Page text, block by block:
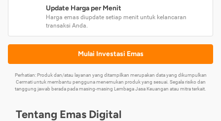
Update Harga per Menit
Harga emas diupdate setiap menit untuk kelancaran
transaksi Anda.
Mulai Investasi Emas
Perhatian: Produk dan/atau layanan yang ditampilkan merupakan data yang dikumpulkan
Cermati untuk membantu pengguna menemukan produk yang sesuai. Segala risiko dan
tanggung jawab berada pada masing-masing Lembaga Jasa Keuangan atau mitra terkait.
Tentang Emas Digital